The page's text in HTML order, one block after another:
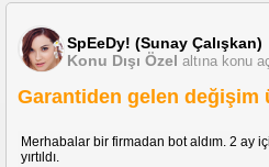
SpEeDy! (Sunay Çalışkan)
Konu Dışı Özel altına konu
Garantiden gelen değişim
Merhabalar bir firmadan bot aldım. 2 ay
yırtıldı.